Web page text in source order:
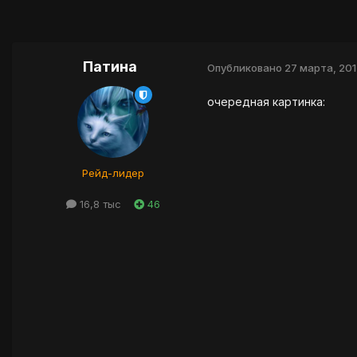
Патина
Рейд-лидер
16,8 тыс 46
Опубликовано 27 марта,
очередная картинка: